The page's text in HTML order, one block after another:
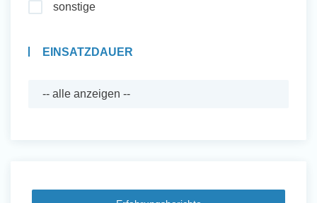
sonstige
EINSATZDAUER